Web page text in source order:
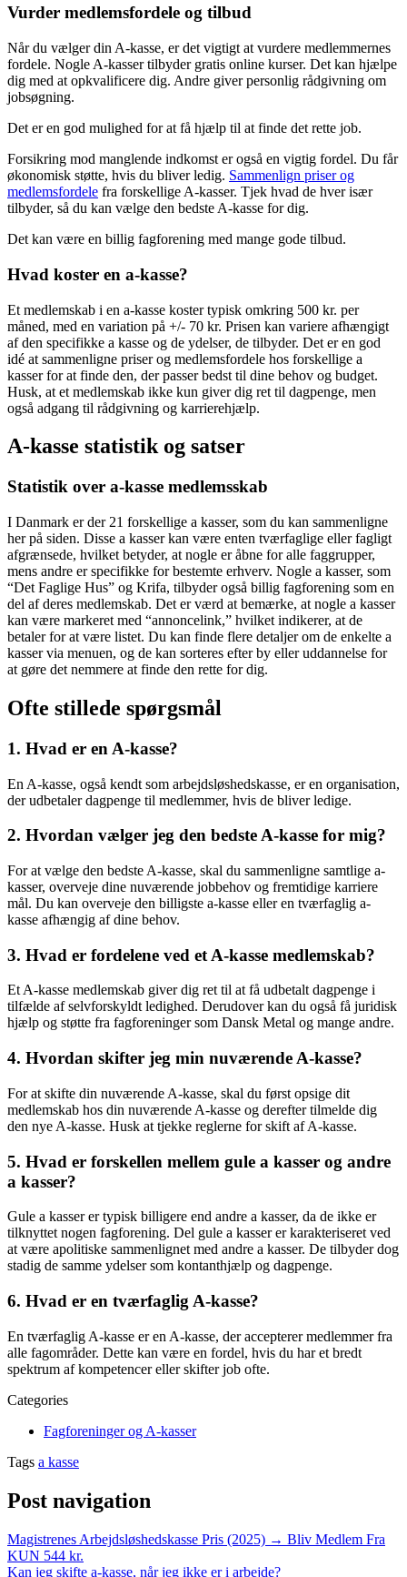
Vurder medlemsfordele og tilbud
Når du vælger din A-kasse, er det vigtigt at vurdere medlemmernes
fordele. Nogle A-kasser tilbyder gratis online kurser. Det kan hjælpe
dig med at opkvalificere dig. Andre giver personlig rådgivning om
jobsøgning.
Det er en god mulighed for at få hjælp til at finde det rette job.
Forsikring mod manglende indkomst er også en vigtig fordel. Du får
økonomisk støtte, hvis du bliver ledig. Sammenlign priser og
medlemsfordele fra forskellige A-kasser. Tjek hvad de hver især
tilbyder, så du kan vælge den bedste A-kasse for dig.
Det kan være en billig fagforening med mange gode tilbud.
Hvad koster en a-kasse?
Et medlemskab i en a-kasse koster typisk omkring 500 kr. per
måned, med en variation på +/- 70 kr. Prisen kan variere afhængigt
af den specifikke a kasse og de ydelser, de tilbyder. Det er en god
idé at sammenligne priser og medlemsfordele hos forskellige a
kasser for at finde den, der passer bedst til dine behov og budget.
Husk, at et medlemskab ikke kun giver dig ret til dagpenge, men
også adgang til rådgivning og karrierehjælp.
A-kasse statistik og satser
Statistik over a-kasse medlemsskab
I Danmark er der 21 forskellige a kasser, som du kan sammenligne
her på siden. Disse a kasser kan være enten tværfaglige eller fagligt
afgrænsede, hvilket betyder, at nogle er åbne for alle faggrupper,
mens andre er specifikke for bestemte erhverv. Nogle a kasser, som
“Det Faglige Hus” og Krifa, tilbyder også billig fagforening som en
del af deres medlemskab. Det er værd at bemærke, at nogle a kasser
kan være markeret med “annoncelink,” hvilket indikerer, at de
betaler for at være listet. Du kan finde flere detaljer om de enkelte a
kasser via menuen, og de kan sorteres efter by eller uddannelse for
at gøre det nemmere at finde den rette for dig.
Ofte stillede spørgsmål
1. Hvad er en A-kasse?
En A-kasse, også kendt som arbejdsløshedskasse, er en organisation,
der udbetaler dagpenge til medlemmer, hvis de bliver ledige.
2. Hvordan vælger jeg den bedste A-kasse for mig?
For at vælge den bedste A-kasse, skal du sammenligne samtlige a-
kasser, overveje dine nuværende jobbehov og fremtidige karriere
mål. Du kan overveje den billigste a-kasse eller en tværfaglig a-
kasse afhængig af dine behov.
3. Hvad er fordelene ved et A-kasse medlemskab?
Et A-kasse medlemskab giver dig ret til at få udbetalt dagpenge i
tilfælde af selvforskyldt ledighed. Derudover kan du også få juridisk
hjælp og støtte fra fagforeninger som Dansk Metal og mange andre.
4. Hvordan skifter jeg min nuværende A-kasse?
For at skifte din nuværende A-kasse, skal du først opsige dit
medlemskab hos din nuværende A-kasse og derefter tilmelde dig
den nye A-kasse. Husk at tjekke reglerne for skift af A-kasse.
5. Hvad er forskellen mellem gule a kasser og andre
a kasser?
Gule a kasser er typisk billigere end andre a kasser, da de ikke er
tilknyttet nogen fagforening. Del gule a kasser er karakteriseret ved
at være apolitiske sammenlignet med andre a kasser. De tilbyder dog
stadig de samme ydelser som kontanthjælp og dagpenge.
6. Hvad er en tværfaglig A-kasse?
En tværfaglig A-kasse er en A-kasse, der accepterer medlemmer fra
alle fagområder. Dette kan være en fordel, hvis du har et bredt
spektrum af kompetencer eller skifter job ofte.
Categories
Fagforeninger og A-kasser
Tags a kasse
Post navigation
Magistrenes Arbejdsløshedskasse Pris (2025) → Bliv Medlem Fra
KUN 544 kr.
Kan jeg skifte a-kasse, når jeg ikke er i arbejde?